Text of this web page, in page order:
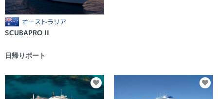
オーストラリア
SCUBAPRO II
日帰りボート